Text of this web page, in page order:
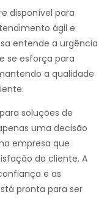
disponível para
ágil e
entende a urgência
se esforça para
a qualidade
soluções de
uma decisão
empresa que
do cliente. A
e as
pronta para ser